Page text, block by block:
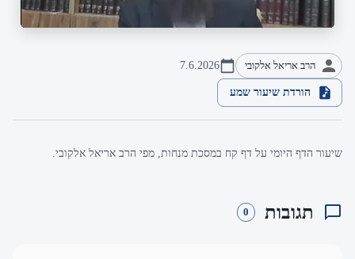
הרב אריאל אלקובי 7.6.2026
הורדת שיעור שמע
שיעור הדף היומי על דף קח במסכת מנחות, מפי הרב אריאל אלקובי.
תגובות 0